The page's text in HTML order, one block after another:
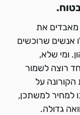
את
אנשים שרוכשים
ומי שלא,
רוצה לשמור
על
למחיר למשתכן,
גדולה.